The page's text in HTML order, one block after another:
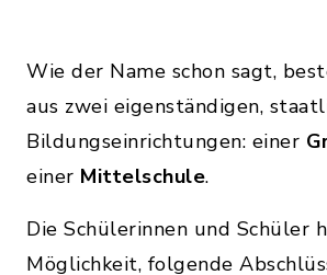
Wie der Name schon sagt,
aus zwei eigenständigen,
Bildungseinrichtungen: einer
einer Mittelschule.
Die Schülerinnen und Schüler
Möglichkeit, folgende